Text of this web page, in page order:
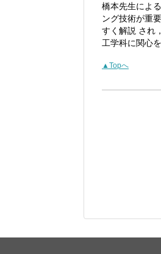
橋本先生によ
ング技術が重
すく解説 され
工学科に関心
▲Topへ